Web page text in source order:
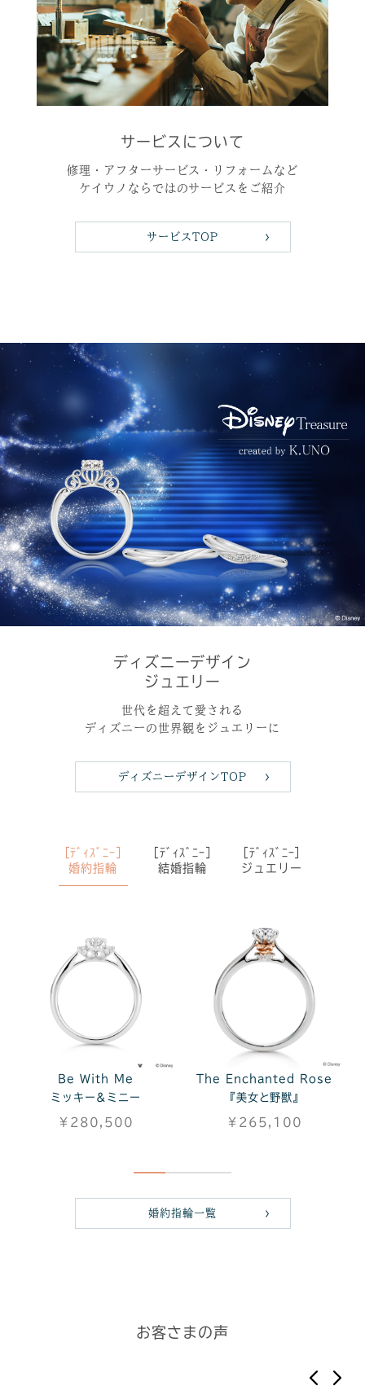
サービスについて
修理・アフターサービス・リフォームなど
ケイウノならではのサービスをご紹介
サービスTOP
ディズニーデザイン
ジュエリー
世代を超えて愛される
ディズニーの世界観をジュエリーに
ディズニーデザインTOP
［ﾃﾞｨｽﾞﾆｰ］
婚約指輪
［ﾃﾞｨｽﾞﾆｰ］
結婚指輪
［ﾃﾞｨｽﾞﾆｰ］
ジュエリー
Be With Me
ミッキー&ミニー
￥280,500
The Enchanted Rose
『美女と野獣』
￥265,100
婚約指輪一覧
Be With Me
ミッキー&ミニー
￥269,500
The Enchanted Rose
『美女と野獣』
￥281,600
Beauty and the Beast
Jewelry BOX
合成皮革
Mickey Mouse Sparkle
All Diamond-
K18イエローゴール
お客さまの声